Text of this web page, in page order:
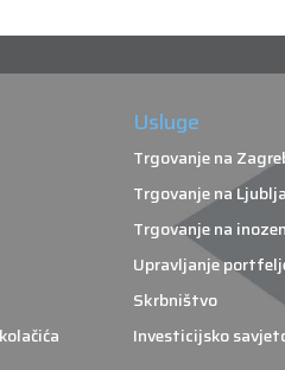
Usluge
Trgovanje na
Trgovanje na
Trgovanje na
Upravljanje
Skrbništvo
Investicijsko